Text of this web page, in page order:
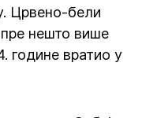
Црвено-бели
нешто више
године вратио у